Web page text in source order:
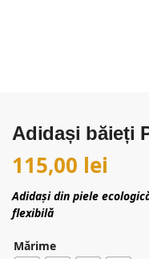
Adidași băieți
115,00 lei
Adidași din piele
flexibilă
Mărime